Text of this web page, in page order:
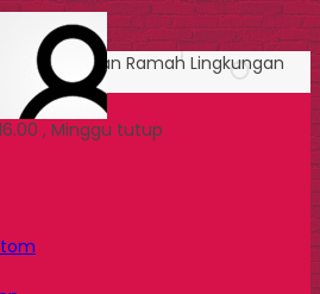
Kemasan Ramah Lingkungan
, Minggu tutup